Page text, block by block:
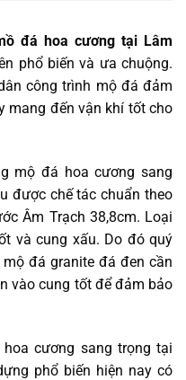
đá hoa cương tại Lâm
phổ biến và ưa chuộng.
công trình mộ đá đảm
mang đến vận khí tốt cho
mộ đá hoa cương sang
được chế tác chuẩn theo
Âm Trạch 38,8cm. Loại
và cung xấu. Do đó quý
đá granite đá đen cần
vào cung tốt để đảm bảo
cương sang trọng tại
phổ biến hiện nay có